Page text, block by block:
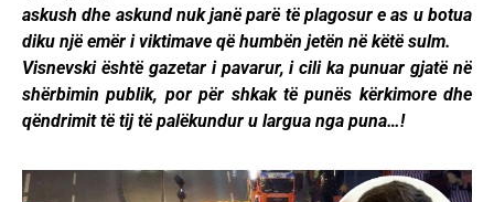
askush dhe askund nuk janë parë të plagosur e as u botua
diku një emër i viktimave që humbën jetën në këtë sulm.
Visnevski është gazetar i pavarur, i cili ka punuar gjatë në
shërbimin publik, por për shkak të punës kërkimore dhe
qëndrimit të tij të palëkundur u largua nga puna…!